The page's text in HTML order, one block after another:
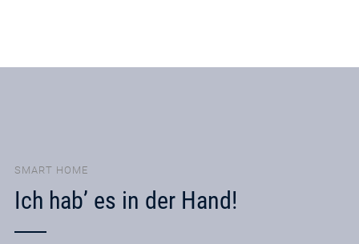
SMART HOME
Ich hab’ es in der Hand!